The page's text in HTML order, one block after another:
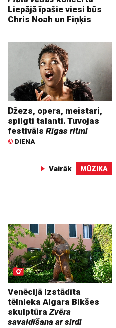
Liepājā īpašie viesi būs
Chris Noah un Fiņķis
Džezs, opera, meistari,
spilgti talanti. Tuvojas
festivālsRīgas ritmi
© DIENA
Vairāk MŪZIKA
Venēcijā izstādīta
tēlnieka Aigara Bikšes
skulptūraZvēra
savaldīšana ar sirdi